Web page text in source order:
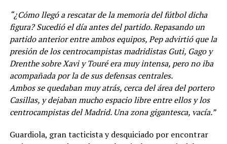
“¿Cómo llegó a rescatar de la memoria del fútbol dicha
figura? Sucedió el día antes del partido. Repasando un
partido anterior entre ambos equipos, Pep advirtió que la
presión de los centrocampistas madridistas Guti, Gago y
Drenthe sobre Xavi y Touré era muy intensa, pero no iba
acompañada por la de sus defensas centrales.
Ambos se quedaban muy atrás, cerca del área del portero
Casillas, y dejaban mucho espacio libre entre ellos y los
centrocampistas del Madrid. Una zona gigantesca, vacía.”
Guardiola, gran tacticista y desquiciado por encontrar